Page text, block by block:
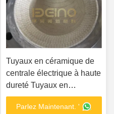
Tuyaux en céramique de
centrale électrique à haute
dureté Tuyaux en
céramique d'aluminium à
haute dureté pour les
Parlez Maintenant. '